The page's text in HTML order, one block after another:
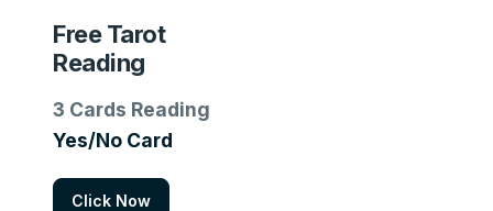
Free Tarot
Reading
3 Cards Reading
Yes/No Card
Click Now